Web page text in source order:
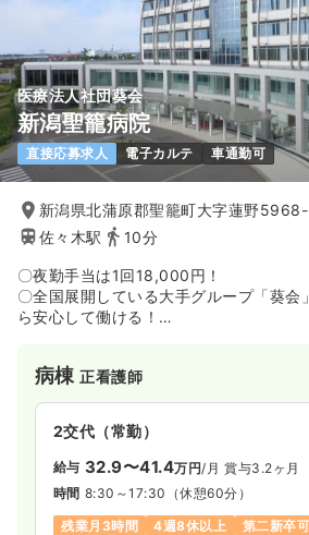
医療法人社団葵会
新潟聖籠病院
直接応募求人 電子カルテ 車通勤可
新潟県北蒲原郡聖籠町大字蓮野
佐々木駅
10分
〇夜勤手当は1回18,000円！
〇全国展開している大手グループ「葵会
ら安心して働ける！
病棟正看護師
2交代（常勤）
給与 32.9〜41.4万円/月 賞与3.2ヶ月
時間 8:30～17:30 （休憩60分）
残業月3時間
4週8休以上 第二新卒可